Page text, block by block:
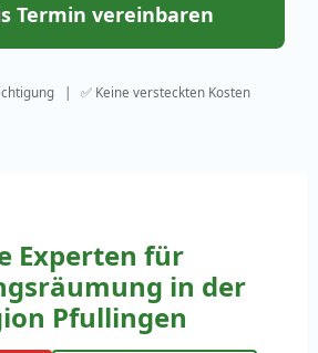
Termin vereinbaren
| ✅ Keine versteckten Kosten
Experten für
in der
Pfullingen